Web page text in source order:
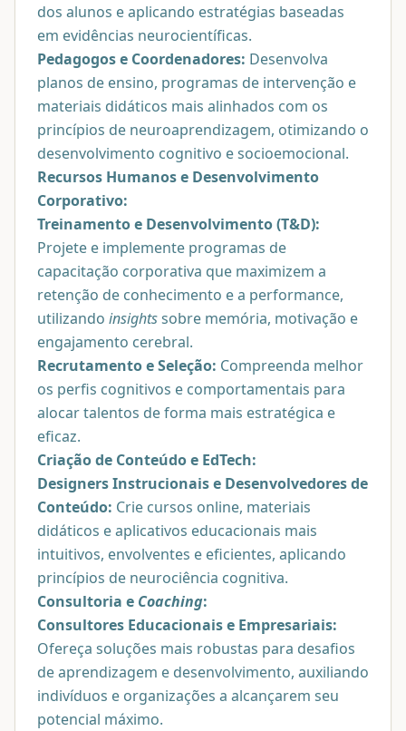
dos alunos e aplicando estratégias baseadas
em evidências neurocientíficas.
Pedagogos e Coordenadores: Desenvolva
planos de ensino, programas de intervenção e
materiais didáticos mais alinhados com os
princípios de neuroaprendizagem, otimizando o
desenvolvimento cognitivo e socioemocional.
Recursos Humanos e Desenvolvimento
Corporativo:
Treinamento e Desenvolvimento (T&D):
Projete e implemente programas de
capacitação corporativa que maximizem a
retenção de conhecimento e a performance,
utilizando insightssobre memória, motivação e
engajamento cerebral.
Recrutamento e Seleção: Compreenda melhor
os perfis cognitivos e comportamentais para
alocar talentos de forma mais estratégica e
eficaz.
Criação de Conteúdo e EdTech:
Designers Instrucionais e Desenvolvedores de
Conteúdo: Crie cursos online, materiais
didáticos e aplicativos educacionais mais
intuitivos, envolventes e eficientes, aplicando
princípios de neurociência cognitiva.
Consultoria e Coaching:
Consultores Educacionais e Empresariais:
Ofereça soluções mais robustas para desafios
de aprendizagem e desenvolvimento, auxiliando
indivíduos e organizações a alcançarem seu
potencial máximo.